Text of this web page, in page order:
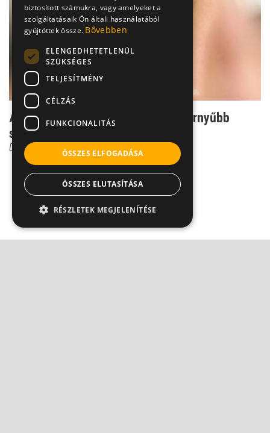
A zöldhályog ezért az egyik legszörnyűbb
szembetegség
Dr. Kusnyerik Ákos
biztosított számukra, vagy amelyeket a
szolgáltatásaik Ön általi használatából
gyűjtöttek össze. Bővebben
ELENGEDHETETLENÜL
SZÜKSÉGES
TELJESÍTMÉNY
CÉLZÁS
FUNKCIONALITÁS
ÖSSZES ELFOGADÁSA
ÖSSZES ELUTASÍTÁSA
RÉSZLETEK MEGJELENÍTÉSE